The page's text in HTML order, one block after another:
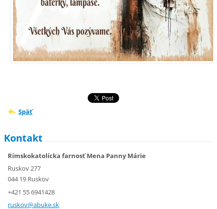
Späť
Kontakt
Rímskokatolícka farnosť Mena Panny Márie
Ruskov 277
044 19 Ruskov
+421 55 6941428
ruskov@abuke.sk